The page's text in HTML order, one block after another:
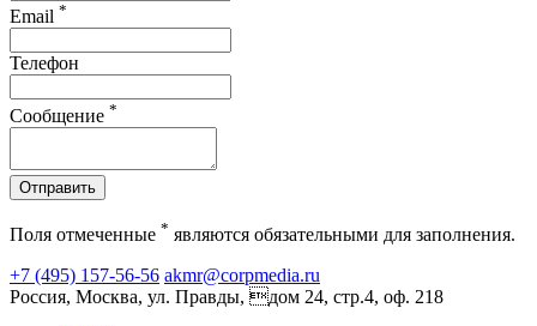
Email *
Телефон
Сообщение *
Отправить
Поля отмеченные * являются обязательными для заполнения.
+7 (495) 157-56-56 akmr@corpmedia.ru
Россия, Москва, ул. Правды, дом 24, стр.4, оф. 218